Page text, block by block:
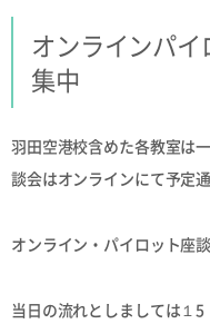
オンラインパ
集中
羽田空港校含めた各教室は
談会はオンラインにて予定
オンライン・パイロット座
当日の流れとしましては１